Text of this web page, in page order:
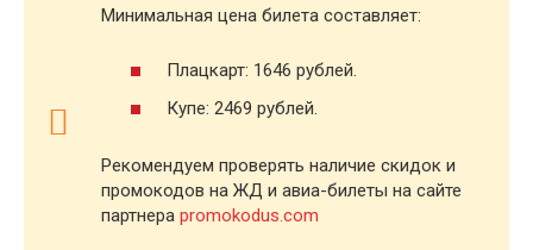
Минимальная цена билета составляет:
Плацкарт: 1646 рублей.
Купе: 2469 рублей.
Рекомендуем проверять наличие скидок и
промокодов на ЖД и авиа-билеты на сайте
партнера promokodus.com